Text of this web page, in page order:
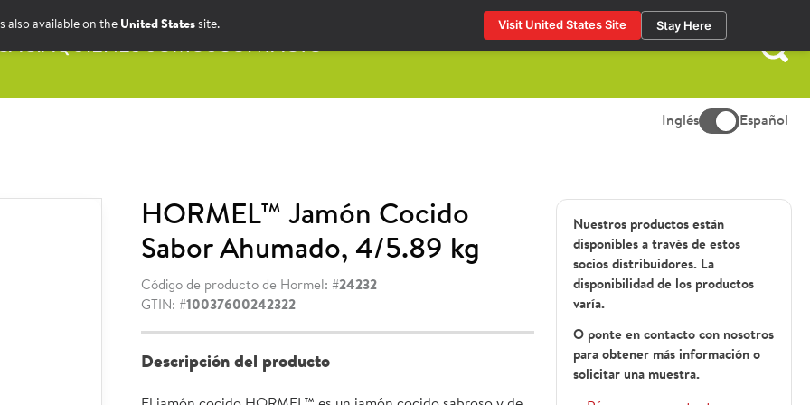
also available on the United Statessite. Visit United States Site Stay Here
QUIÉNES SOMOSCONTACTO
Buscar:
Inglés Español
HORMEL™ Jamón Cocido
Sabor Ahumado, 4/5.89 kg
Código de producto de Hormel: #24232
GTIN: #10037600242322
Descripción del producto
Nuestros productos están
disponibles a través de estos
socios distribuidores. La
disponibilidad de los productos
varía.
O ponte en contacto con nosotros
para obtener más información o
solicitar una muestra.